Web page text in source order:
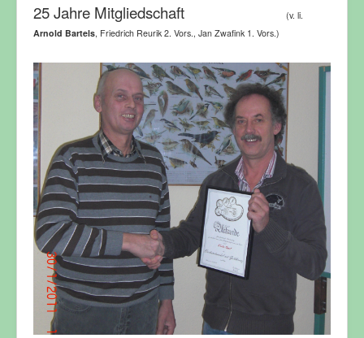
25 Jahre Mitgliedschaft
(v. li.
Arnold Bartels , Friedrich Reurik 2. Vors., Jan Zwafink 1. Vors.)